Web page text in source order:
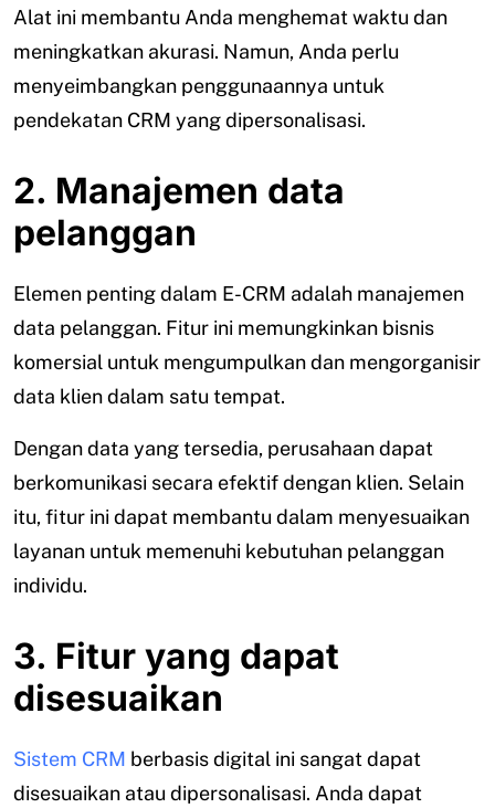
Alat ini membantu Anda menghemat waktu dan
meningkatkan akurasi. Namun, Anda perlu
menyeimbangkan penggunaannya untuk
pendekatan CRM yang dipersonalisasi.
2. Manajemen data
pelanggan
Elemen penting dalam E-CRM adalah manajemen
data pelanggan. Fitur ini memungkinkan bisnis
komersial untuk mengumpulkan dan mengorganisir
data klien dalam satu tempat.
Dengan data yang tersedia, perusahaan dapat
berkomunikasi secara efektif dengan klien. Selain
itu, fitur ini dapat membantu dalam menyesuaikan
layanan untuk memenuhi kebutuhan pelanggan
individu.
3. Fitur yang dapat
disesuaikan
Sistem CRM berbasis digital ini sangat dapat
disesuaikan atau dipersonalisasi. Anda dapat